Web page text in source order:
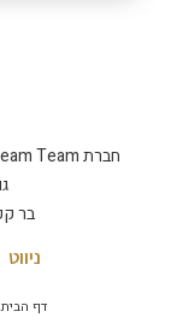
בר
ניווט
דף הבית